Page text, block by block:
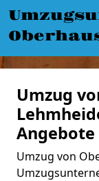
Umzug
Angebote
Umzug von